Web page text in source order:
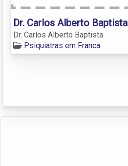
Dr. Carlos Alberto Baptista
Dr. Carlos Alberto Baptista
Psiquiatras em Franca